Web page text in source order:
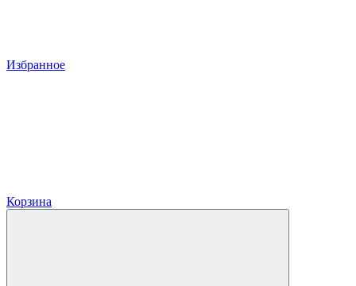
Избранное
Корзина